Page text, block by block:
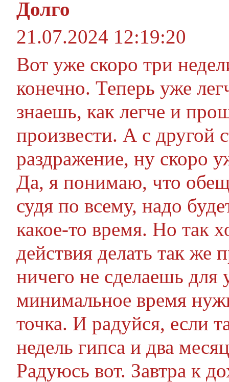
Долго
21.07.2024 12:19:20
Вот уже скоро три
конечно. Теперь уже
знаешь, как легче и
произвести. А с другой
раздражение, ну скоро
Да, я понимаю, что
судя по всему, надо
какое-то время. Но так
действия делать так же
ничего не сделаешь для
минимальное время
точка. И радуйся, если
недель гипса и два
Радуюсь вот. Завтра к